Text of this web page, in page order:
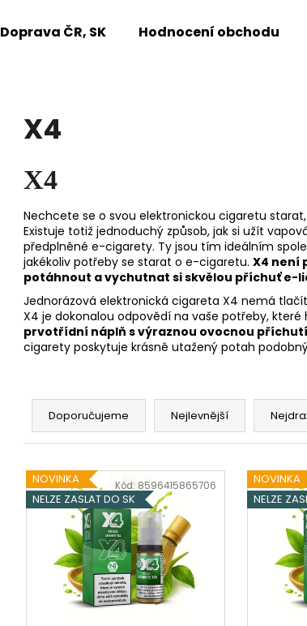
Doprava ČR, SK Hodnocení obchodu
X4
X4
Nechcete se o svou elektronickou cigaretu
Existuje totiž jednoduchý způsob, jak si užít
předplněné e-cigarety. Ty jsou tím ideálním
jakékoliv potřeby se starat o e-cigaretu. X4 není
potáhnout a vychutnat si skvělou příchuť e-
Jednorázová elektronická cigareta X4 nemá
X4 je dokonalou odpovědí na vaše potřeby, které
prvotřídní náplň s výraznou ovocnou příchutí
cigarety poskytuje krásně utažený potah
Ř
z
n
í
Doporučujeme Nejlevnější
V
ý
p
NOVINKA
NELZE ZASLAT DO SK
Kód:8596415865706
NOVINKA
NELZE
Doporučujeme
195 Kč